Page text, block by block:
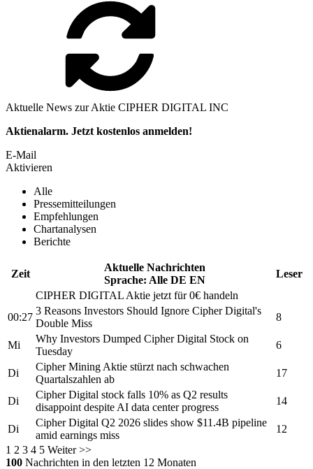
Aktuelle News zur Aktie CIPHER DIGITAL INC
Aktienalarm. Jetzt kostenlos anmelden!
E-Mail
Aktivieren
Alle
Pressemitteilungen
Empfehlungen
Chartanalysen
Berichte
Zeit
Aktuelle Nachrichten
Sprache: Alle DE EN
Leser
CIPHER DIGITAL Aktie jetzt für 0€ handeln
00:27
3 Reasons Investors Should Ignore Cipher Digital's
Double Miss
8
Mi
Why Investors Dumped Cipher Digital Stock on
Tuesday
6
Di
Cipher Mining Aktie stürzt nach schwachen
Quartalszahlen ab
17
Di
Cipher Digital stock falls 10% as Q2 results
disappoint despite AI data center progress
14
Di
Cipher Digital Q2 2026 slides show $11.4B pipeline
amid earnings miss
12
1 2 3 4 5 Weiter >>
100 Nachrichten in den letzten 12 Monaten